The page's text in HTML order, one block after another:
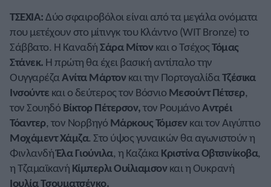
ΤΣΕΧΙΑ:Δύο σφαιροβόλοι είναι από τα μεγάλα ονόματα
που μετέχουν στο μίτινγκ του Κλάντνο (WIT Bronze) το
Σάββατο. Η ΚαναδήΣάρα Μίτονκαι ο ΤσέχοςΤόμας
Στάνεκ. Η πρώτη θα έχει βασική αντίπαλο την
ΟυγγαρέζαΑνίτα Μάρτονκαι την ΠορτογαλίδαΤζέσικα
Ινσούντε και ο δεύτερος τον Βόσνιο Μεσούντ Πέτσερ,
τον Σουηδό Βίκτορ Πέτερσον,τον ΡουμάνοΑντρέι
Τόαντερ, τον Νορβηγό Μάρκους Τόμσενκαι τον Αιγύπτιο
Μοχάμεντ Χάμζα. Στο ύψος γυναικών θα αγωνιστούν η
ΦινλανδήΈλα Γιούνιλα, η ΚαζάκαΚριστίνα Οβτσινίκοβα,
η Τζαμαϊκανή Κίμπερλι Ουίλιαμσονκαι η Ουκρανή
Ιουλία Τσουματσένκο.